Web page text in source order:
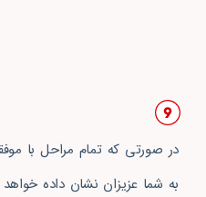
در صورتی که تمام مراحل با
به شما عزیزان نشان داده